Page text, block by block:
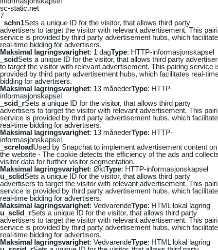
sc-static.net
7
_schn1Sets a unique ID for the visitor, that allows third party
advertisers to target the visitor with relevant advertisement. This
service is provided by third party advertisement hubs, which
real-time bidding for advertisers.
Maksimal lagringsvarighet: 1 dagType: HTTP-informasjonskapsel
_scidSets a unique ID for the visitor, that allows third party
to target the visitor with relevant advertisement. This pairing service
provided by third party advertisement hubs, which facilitates real-
bidding for advertisers.
Maksimal lagringsvarighet: 13 månederType: HTTP-
informasjonskapsel
_scid_rSets a unique ID for the visitor, that allows third party
advertisers to target the visitor with relevant advertisement. This
service is provided by third party advertisement hubs, which
real-time bidding for advertisers.
Maksimal lagringsvarighet: 13 månederType: HTTP-
informasjonskapsel
_screloadUsed by Snapchat to implement advertisement content on
the website - The cookie detects the efficiency of the ads and
visitor data for further visitor segmentation.
Maksimal lagringsvarighet: ØktType: HTTP-informasjonskapsel
u_sclidSets a unique ID for the visitor, that allows third party
advertisers to target the visitor with relevant advertisement. This
service is provided by third party advertisement hubs, which
real-time bidding for advertisers.
Maksimal lagringsvarighet: VedvarendeType: HTML lokal lagring
u_sclid_rSets a unique ID for the visitor, that allows third party
advertisers to target the visitor with relevant advertisement. This
service is provided by third party advertisement hubs, which
real-time bidding for advertisers.
Maksimal lagringsvarighet: VedvarendeType: HTML lokal lagring